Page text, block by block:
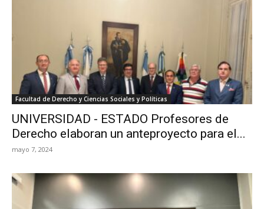
Facultad de Derecho y Ciencias Sociales y Políticas
UNIVERSIDAD - ESTADO Profesores de
Derecho elaboran un anteproyecto para el...
mayo 7, 2024